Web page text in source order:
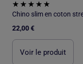
22,00 €
Voir le produit